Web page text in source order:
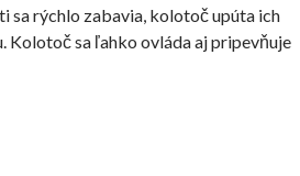
sa rýchlo zabavia, kolotoč upúta ich
Kolotoč sa ľahko ovláda aj pripevňuje